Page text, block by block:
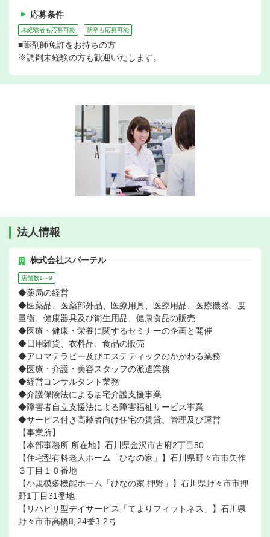
応募条件
未経験者も応募可能 新卒も応募可能
■薬剤師免許をお持ちの方
※調剤未経験の方も歓迎いたします。
法人情報
株式会社スパーテル
店舗数1～9
◆薬局の経営
◆医薬品、医薬部外品、医療用具、医療用品、医療機器、度
量衡、健康器具及び衛生用品、健康食品の販売
◆医療・健康・栄養に関するセミナーの企画と開催
◆日用雑貨、衣料品、食品の販売
◆アロマテラピー及びエステティックのかかわる業務
◆医療・介護・美容スタッフの派遣業務
◆経営コンサルタント業務
◆介護保険法による居宅介護支援事業
◆障害者自立支援法による障害福祉サービス事業
◆サービス付き高齢者向け住宅の賃貸、管理及び運営
【事業所】
【本部事務所 所在地】石川県金沢市古府2丁目50
【住宅型有料老人ホーム「ひなの家」】石川県野々市市矢作
３丁目１０番地
【小規模多機能ホーム「ひなの家 押野」】石川県野々市市押
野1丁目31番地
【リハビリ型デイサービス「てまりフィットネス」】石川県
野々市市高橋町24番3-2号